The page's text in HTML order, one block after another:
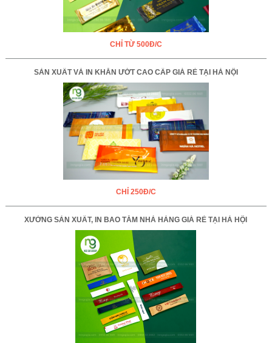
CHỈ TỪ 500Đ/C
SẢN XUẤT VÀ IN KHĂN ƯỚT CAO CẤP GIÁ RẺ TẠI HÀ NỘI
CHỈ 250Đ/C
XƯỞNG SẢN XUẤT, IN BAO TĂM NHÀ HÀNG GIÁ RẺ TẠI HÀ HỘI